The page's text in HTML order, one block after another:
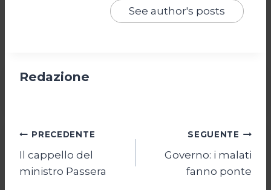
See author's posts
Redazione
Navigazione
articoli
PRECEDENTE
Il cappello del
ministro Passera
SEGUENTE
Governo: i malati
fanno ponte